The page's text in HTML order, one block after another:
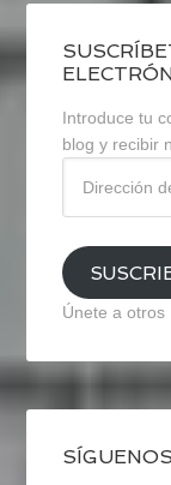
Introduce tu
blog y recibir
email
Únete a otros
SÍGUENOS